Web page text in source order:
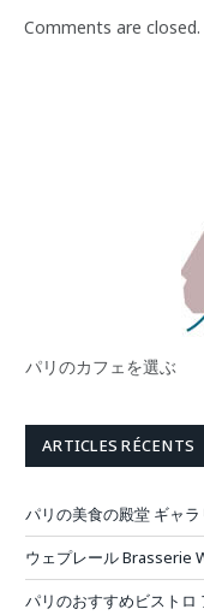
Comments are closed.
パリのカフェを選ぶ
ARTICLES RÉCENTS
パリの美食の殿堂 ギャ
ウェプレール Brasserie
パリのおすすめビストロ